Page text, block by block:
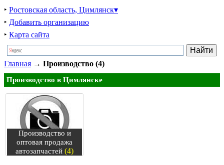
‣ Ростовская область, Цимлянск▾
‣ Добавить организацию
‣ Карта сайта
Главная → Производство (4)
Производство в Цимлянске
Производство и
оптовая продажа
автозапчастей (4)